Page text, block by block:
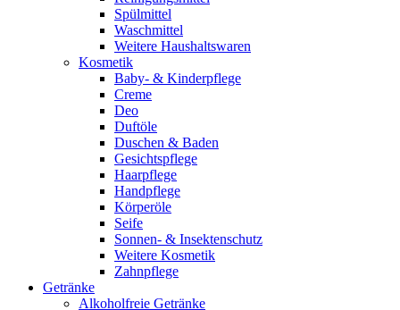
Spülmittel
Waschmittel
Weitere Haushaltswaren
Kosmetik
Baby- & Kinderpflege
Creme
Deo
Duftöle
Duschen & Baden
Gesichtspflege
Haarpflege
Handpflege
Körperöle
Seife
Sonnen- & Insektenschutz
Weitere Kosmetik
Zahnpflege
Getränke
Alkoholfreie Getränke